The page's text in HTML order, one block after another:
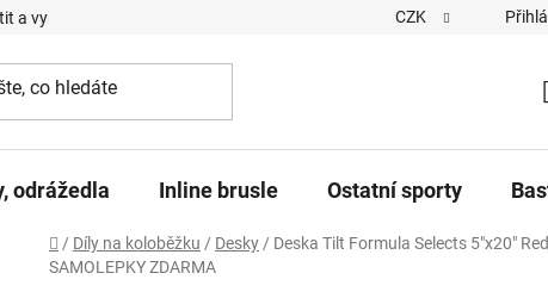
a vyměnit zboží Cookies Kontakty
CZK
odrážedla Inline brusle Ostatní sporty
Domů
/ Díly na koloběžku / Desky / Deska Tilt Formula Selects 5"x20" Red
SAMOLEPKY ZDARMA